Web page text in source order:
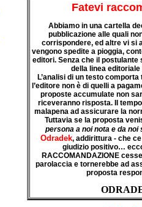
Fatevi
Abbiamo in una cartella
pubblicazione alle quali
corrispondere, ed altre vi si
vengono spedite a pioggia,
editori. Senza che il postulante
della linea editoriale
L’analisi di un testo
l’editore non è di quelli a
proposte accumulate non
riceveranno risposta. Il
malapena ad assicurare la
Tuttavia se la proposta
persona a noi nota e da noi
Odradek, addirittura - che
giudizio positivo…
RACCOMANDAZIONE
parolaccia e tornerebbe ad
proposta